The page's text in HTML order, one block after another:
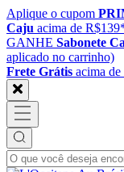
Aplique o cupom
Caju acima de
GANHE Sabonete
aplicado no carrinho)
Frete Grátis acima